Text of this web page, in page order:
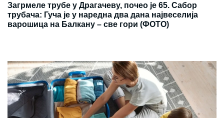
Загрмеле трубе у Драгачеву, почео је 65. Сабор
трубача: Гуча је у наредна два дана највеселија
варошица на Балкану – све гори (ФОТО)